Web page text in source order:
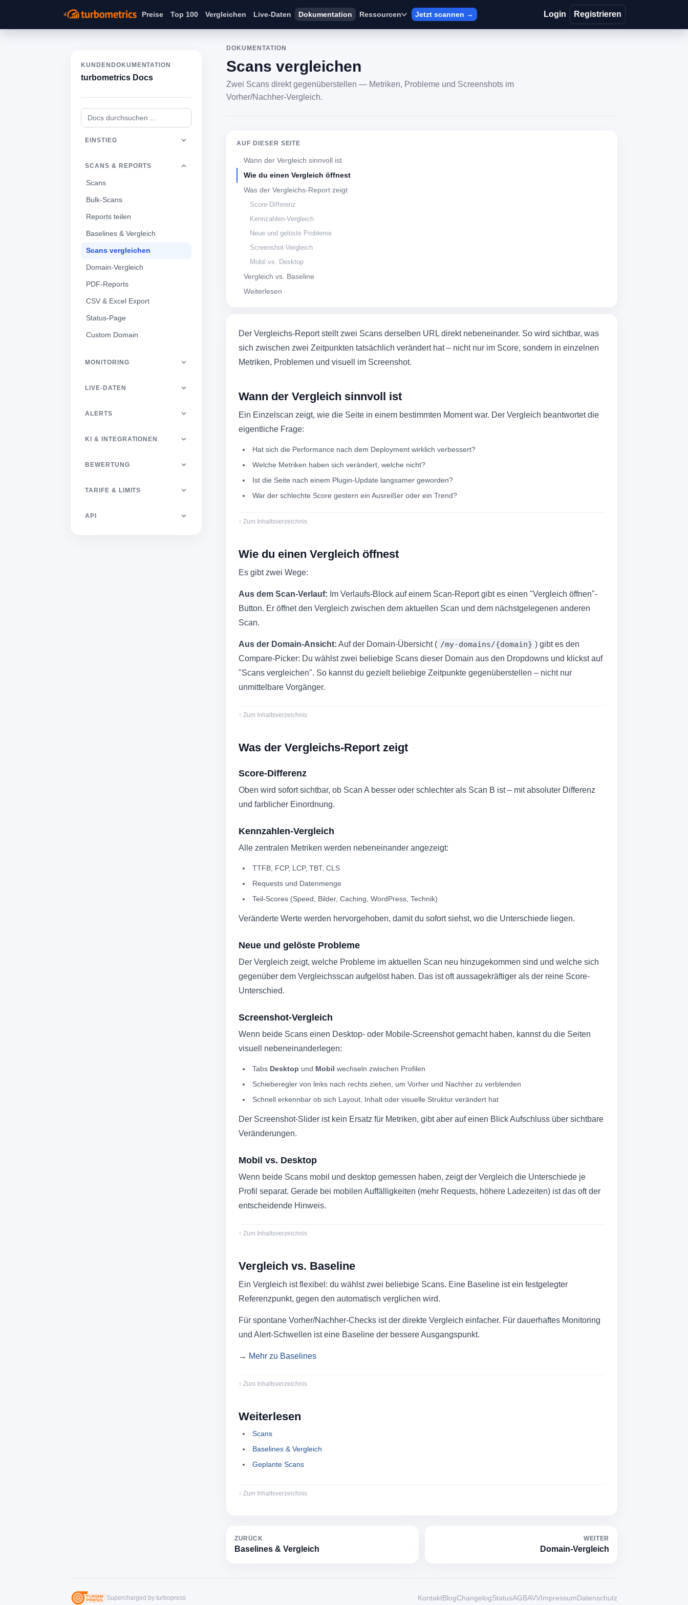
Preise Top 100 Vergleichen Live-Daten Dokumentation Ressourcen Jetzt scannen → Login Registrieren
KUNDENDOKUMENTATION
turbometrics Docs
EINSTIEG
SCANS & REPORTS
Scans
Bulk-Scans
Reports teilen
Baselines & Vergleich
Scans vergleichen
Domain-Vergleich
PDF-Reports
CSV & Excel Export
Status-Page
Custom Domain
MONITORING
LIVE-DATEN
ALERTS
KI & INTEGRATIONEN
BEWERTUNG
TARIFE & LIMITS
API
DOKUMENTATION
Scans vergleichen
Zwei Scans direkt gegenüberstellen — Metriken, Probleme und Screenshots im
Vorher/Nachher-Vergleich.
AUF DIESER SEITE
Wann der Vergleich sinnvoll ist
Wie du einen Vergleich öffnest
Was der Vergleichs-Report zeigt
Score-Differenz
Kennzahlen-Vergleich
Neue und gelöste Probleme
Screenshot-Vergleich
Mobil vs. Desktop
Vergleich vs. Baseline
Weiterlesen
Der Vergleichs-Report stellt zwei Scans derselben URL direkt nebeneinander. So wird sichtbar, was
sich zwischen zwei Zeitpunkten tatsächlich verändert hat – nicht nur im Score, sondern in einzelnen
Metriken, Problemen und visuell im Screenshot.
Wann der Vergleich sinnvoll ist
Ein Einzelscan zeigt, wie die Seite in einem bestimmten Moment war. Der Vergleich beantwortet die
eigentliche Frage:
Hat sich die Performance nach dem Deployment wirklich verbessert?
Welche Metriken haben sich verändert, welche nicht?
Ist die Seite nach einem Plugin-Update langsamer geworden?
War der schlechte Score gestern ein Ausreißer oder ein Trend?
↑ Zum Inhaltsverzeichnis
Wie du einen Vergleich öffnest
Es gibt zwei Wege:
Aus dem Scan-Verlauf: Im Verlaufs-Block auf einem Scan-Report gibt es einen "Vergleich öffnen"-
Button. Er öffnet den Vergleich zwischen dem aktuellen Scan und dem nächstgelegenen anderen
Scan.
Aus der Domain-Ansicht: Auf der Domain-Übersicht ( /my-domains/{domain} ) gibt es den
Compare-Picker: Du wählst zwei beliebige Scans dieser Domain aus den Dropdowns und klickst auf
"Scans vergleichen". So kannst du gezielt beliebige Zeitpunkte gegenüberstellen – nicht nur
unmittelbare Vorgänger.
↑ Zum Inhaltsverzeichnis
Was der Vergleichs-Report zeigt
Score-Differenz
Oben wird sofort sichtbar, ob Scan A besser oder schlechter als Scan B ist – mit absoluter Differenz
und farblicher Einordnung.
Kennzahlen-Vergleich
Alle zentralen Metriken werden nebeneinander angezeigt:
TTFB, FCP, LCP, TBT, CLS
Requests und Datenmenge
Teil-Scores (Speed, Bilder, Caching, WordPress, Technik)
Veränderte Werte werden hervorgehoben, damit du sofort siehst, wo die Unterschiede liegen.
Neue und gelöste Probleme
Der Vergleich zeigt, welche Probleme im aktuellen Scan neu hinzugekommen sind und welche sich
gegenüber dem Vergleichsscan aufgelöst haben. Das ist oft aussagekräftiger als der reine Score-
Unterschied.
Screenshot-Vergleich
Wenn beide Scans einen Desktop- oder Mobile-Screenshot gemacht haben, kannst du die Seiten
visuell nebeneinanderlegen:
Tabs Desktop und Mobil wechseln zwischen Profilen
Schieberegler von links nach rechts ziehen, um Vorher und Nachher zu verblenden
Schnell erkennbar ob sich Layout, Inhalt oder visuelle Struktur verändert hat
Der Screenshot-Slider ist kein Ersatz für Metriken, gibt aber auf einen Blick Aufschluss über sichtbare
Veränderungen.
Mobil vs. Desktop
Wenn beide Scans mobil und desktop gemessen haben, zeigt der Vergleich die Unterschiede je
Profil separat. Gerade bei mobilen Auffälligkeiten (mehr Requests, höhere Ladezeiten) ist das oft der
entscheidende Hinweis.
↑ Zum Inhaltsverzeichnis
Vergleich vs. Baseline
Ein Vergleich ist flexibel: du wählst zwei beliebige Scans. Eine Baseline ist ein festgelegter
Referenzpunkt, gegen den automatisch verglichen wird.
Für spontane Vorher/Nachher-Checks ist der direkte Vergleich einfacher. Für dauerhaftes Monitoring
und Alert-Schwellen ist eine Baseline der bessere Ausgangspunkt.
→ Mehr zu Baselines
↑ Zum Inhaltsverzeichnis
Weiterlesen
Scans
Baselines & Vergleich
Geplante Scans
↑ Zum Inhaltsverzeichnis
ZURÜCK
Baselines & Vergleich
WEITER
Domain-Vergleich
Supercharged by turbopress KontaktBlogChangelogStatusAGBAVVImpressumDatenschutz